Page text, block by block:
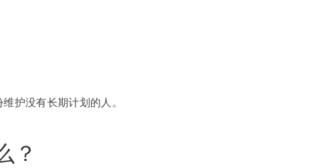
护没有长期计划的人。
？